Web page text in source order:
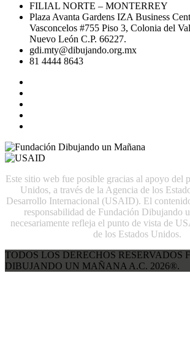
FILIAL NORTE – MONTERREY
Plaza Avanta Gardens IZA Business
Vasconcelos #755 Piso 3, Colonia del
Nuevo León C.P. 66227.
gdi.mty@dibujando.org.mx
81 4444 8643
Este sitio web fue posible gracias al apoyo del
Unidos, a través de la Agencia de los
Desarrollo Internacional (USAID). El
responsabilidad de Fundación Dibujando
necesariamente refleja el punto de vista de
de los Estados Unidos.
TODOS LOS DERECHOS RESERVADOS
DIBUJANDO UN MAÑANA A.C. 2026®.